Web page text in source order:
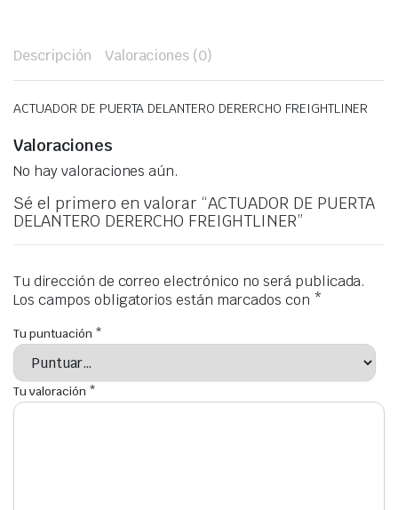
Descripción Valoraciones (0)
ACTUADOR DE PUERTA DELANTERO DERERCHO FREIGHTLINER
Valoraciones
No hay valoraciones aún.
Sé el primero en valorar “ACTUADOR DE PUERTA
DELANTERO DERERCHO FREIGHTLINER”
Tu dirección de correo electrónico no será publicada.
Los campos obligatorios están marcados con *
Tu puntuación *
Tu valoración *